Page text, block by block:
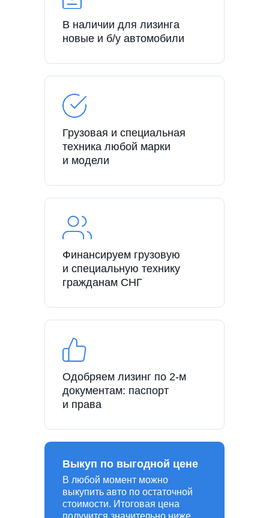
В наличии для лизинга
новые и б/у автомобили
Грузовая и специальная
техника любой марки
и модели
Финансируем грузовую
и специальную технику
гражданам СНГ
Одобряем лизинг по 2-м
документам: паспорт
и права
В любой момент можно
выкупить авто по остаточной
стоимости. Итоговая цена
получится значительно ниже
Выкуп по выгодной цене